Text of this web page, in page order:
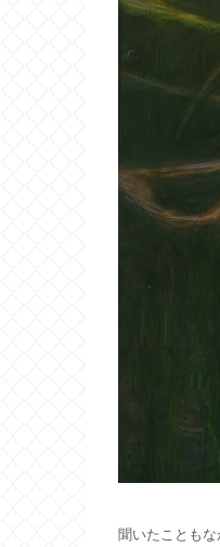
聞いたこともな